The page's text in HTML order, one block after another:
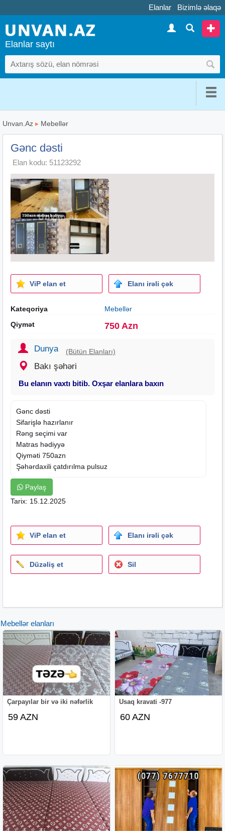
Elanlar Bizimlə əlaqə
Elanlar saytı
Unvan.Az ▸ Mebellər
Gənc dəsti
Elan kodu: 51123292
ViP elan et Elanı irəli çək
Kateqoriya
Mebellər
Qiymət
750 Azn
Dunya (Bütün Elanları)
Bakı şəhəri
Bu elanın vaxtı bitib. Oxşar elanlara baxın
Gənc dəsti
Sifarişlə hazırlanır
Rəng seçimi var
Matras hədiyyə
Qiyməti 750azn
Şəhərdaxili çatdırılma pulsuz
Paylaş
Tarix: 15.12.2025
ViP elan et Elanı irəli çək
Düzəliş et Sil
Mebellər elanları
Çarpayılar bir və iki nəfərlik
59 AZN
Usaq kravati -977
60 AZN